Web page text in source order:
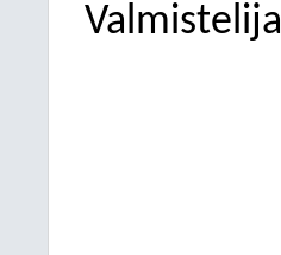
Valmistelija